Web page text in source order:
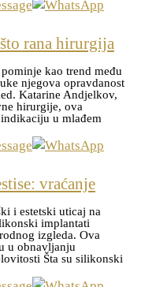
rana hirurgija
kao trend među
njegova opravdanost
Katarine Andjelkov,
hirurgije, ova
u mlađem
vraćanje
i estetski uticaj na
implantati
izgleda. Ova
u obnavljanju
Šta su silikonski